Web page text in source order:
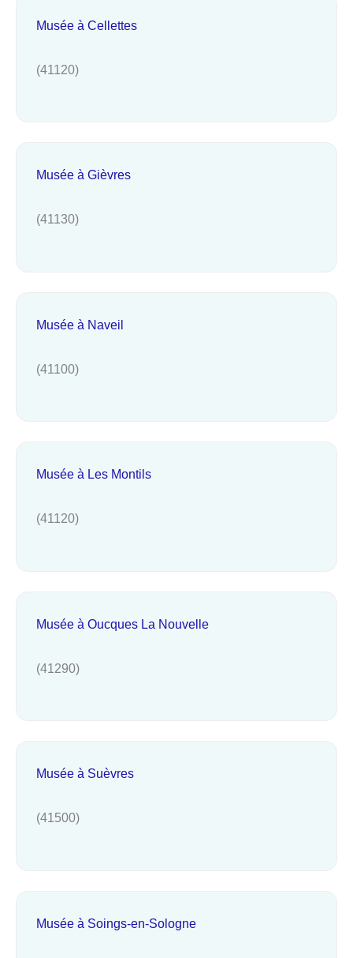
Musée à Cellettes
(41120)
Musée à Gièvres
(41130)
Musée à Naveil
(41100)
Musée à Les Montils
(41120)
Musée à Oucques La Nouvelle
(41290)
Musée à Suèvres
(41500)
Musée à Soings-en-Sologne